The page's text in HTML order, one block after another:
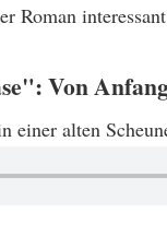
Roman
Von
einer alten